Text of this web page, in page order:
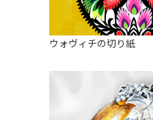
ミニチュア
天使さま
カードスタンド
マグネット
ウォヴィチの切り紙